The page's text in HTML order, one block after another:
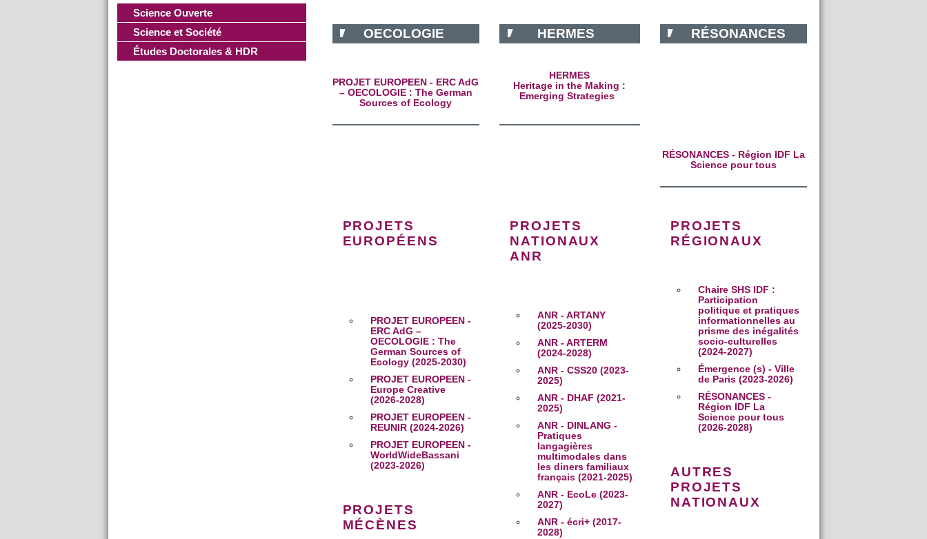
Science Ouverte
Science et Société
Études Doctorales & HDR
OECOLOGIE
PROJET EUROPEEN - ERC AdG
– OECOLOGIE : The German
Sources of Ecology
HERMES
HERMES
Heritage in the Making :
Emerging Strategies
RÉSONANCES
RÉSONANCES - Région IDF La
Science pour tous
PROJETS
EUROPÉENS
PROJET EUROPEEN -
ERC AdG –
OECOLOGIE : The
German Sources of
Ecology (2025-2030)
PROJET EUROPEEN -
Europe Creative
(2026-2028)
PROJET EUROPEEN -
REUNIR (2024-2026)
PROJET EUROPEEN -
WorldWideBassani
(2023-2026)
PROJETS
MÉCÈNES
PROJETS
NATIONAUX
ANR
ANR - ARTANY
(2025-2030)
ANR - ARTERM
(2024-2028)
ANR - CSS20 (2023-
2025)
ANR - DHAF (2021-
2025)
ANR - DINLANG -
Pratiques
langagières
multimodales dans
les diners familiaux
français (2021-2025)
ANR - EcoLe (2023-
2027)
ANR - écri+ (2017-
2028)
PROJETS
RÉGIONAUX
Chaire SHS IDF :
Participation
politique et pratiques
informationnelles au
prisme des inégalités
socio-culturelles
(2024-2027)
Émergence (s) - Ville
de Paris (2023-2026)
RÉSONANCES -
Région IDF La
Science pour tous
(2026-2028)
AUTRES
PROJETS
NATIONAUX